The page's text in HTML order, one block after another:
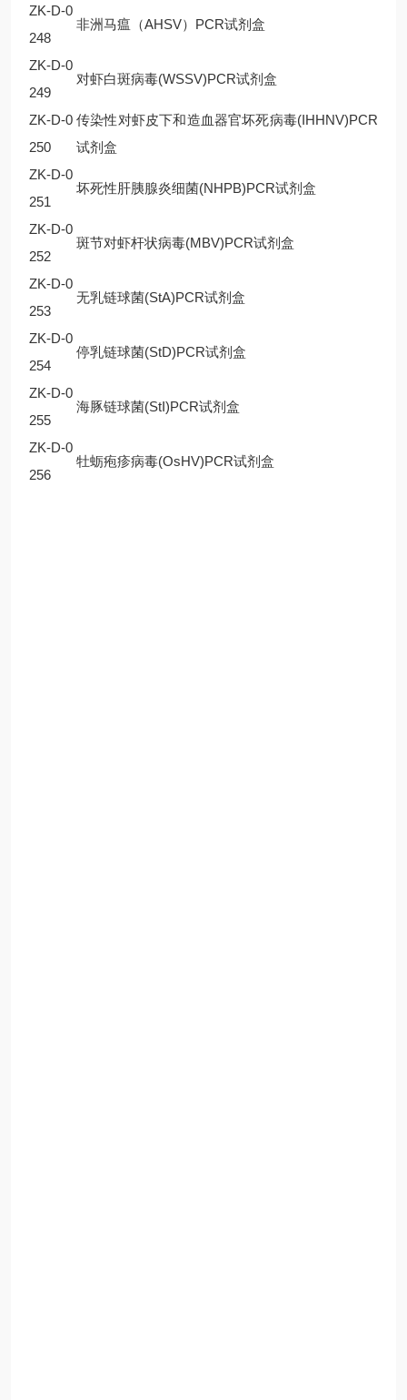
ZK-D-0
248
非洲马瘟（AHSV）PCR试剂盒
ZK-D-0
249
对虾白斑病毒(WSSV)PCR试剂盒
ZK-D-0
250
传染性对虾皮下和造血器官坏死病毒(IHHNV)PCR
试剂盒
ZK-D-0
251
坏死性肝胰腺炎细菌(NHPB)PCR试剂盒
ZK-D-0
252
斑节对虾杆状病毒(MBV)PCR试剂盒
ZK-D-0
253
无乳链球菌(StA)PCR试剂盒
ZK-D-0
254
停乳链球菌(StD)PCR试剂盒
ZK-D-0
255
海豚链球菌(StI)PCR试剂盒
ZK-D-0
256
牡蛎疱疹病毒(OsHV)PCR试剂盒